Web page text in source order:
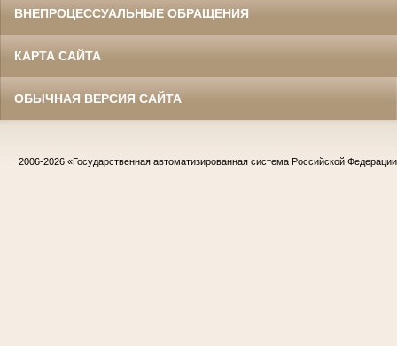
ВНЕПРОЦЕССУАЛЬНЫЕ ОБРАЩЕНИЯ
КАРТА САЙТА
ОБЫЧНАЯ ВЕРСИЯ САЙТА
2006-2026 «Государственная автоматизированная система Российской